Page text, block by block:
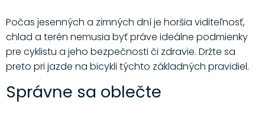
Počas jesenných a zimných dní je horšia viditeľnosť,
chlad a terén nemusia byť práve ideálne podmienky
pre cyklistu a jeho bezpečnosti či zdravie. Držte sa
preto pri jazde na bicykli týchto základných pravidiel.
Správne sa oblečte